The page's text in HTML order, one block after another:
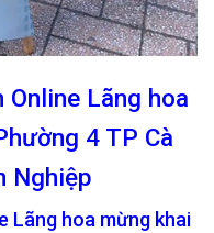
Lãng hoa
4 TP Cà
Nghiệp
Lãng hoa mừng khai